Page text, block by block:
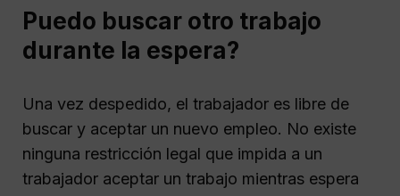
Puedo buscar otro trabajo
durante la espera?
Una vez despedido, el trabajador es libre de
buscar y aceptar un nuevo empleo. No existe
ninguna restricción legal que impida a un
trabajador aceptar un trabajo mientras espera